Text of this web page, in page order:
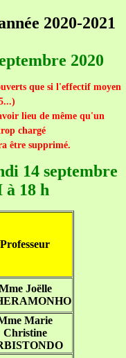
2020-2021
2020
que si l'effectif moyen
lieu de même qu'un
chargé
être supprimé.
14 septembre
18 h
Professeur
Joëlle
Marie
Christine